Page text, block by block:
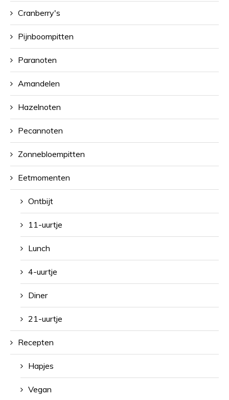
Cranberry's
Pijnboompitten
Paranoten
Amandelen
Hazelnoten
Pecannoten
Zonnebloempitten
Eetmomenten
Ontbijt
11-uurtje
Lunch
4-uurtje
Diner
21-uurtje
Recepten
Hapjes
Vegan